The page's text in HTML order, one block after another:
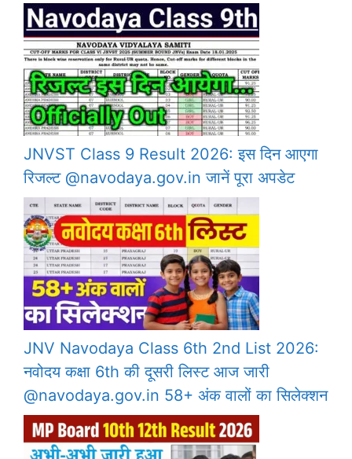
JNVST Class 9 Result 2026: इस दिन आएगा
रिजल्ट @navodaya.gov.in जानें पूरा अपडेट
JNV Navodaya Class 6th 2nd List 2026:
नवोदय कक्षा 6th की दूसरी लिस्ट आज जारी
@navodaya.gov.in 58+ अंक वालों का सिलेक्शन